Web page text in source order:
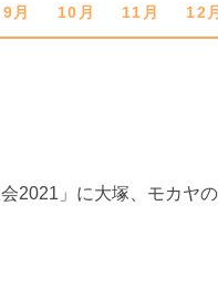
9月 10月 11月 12月
2021」に大塚、モカヤの